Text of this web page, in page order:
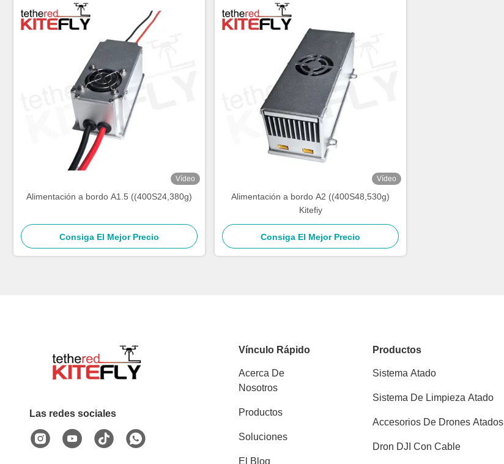
Vídeo
Alimentación a bordo A1.5 ((400S24,380g)
Consiga El Mejor Precio
Vídeo
Alimentación a bordo A2 ((400S48,530g)
Kitefiy
Consiga El Mejor Precio
Las redes sociales
Vínculo Rápido
Acerca De
Nosotros
Productos
Soluciones
El Blog
Productos
Sistema Atado
Sistema De Limpieza Atado
Accesorios De Drones Atados
Dron DJI Con Cable